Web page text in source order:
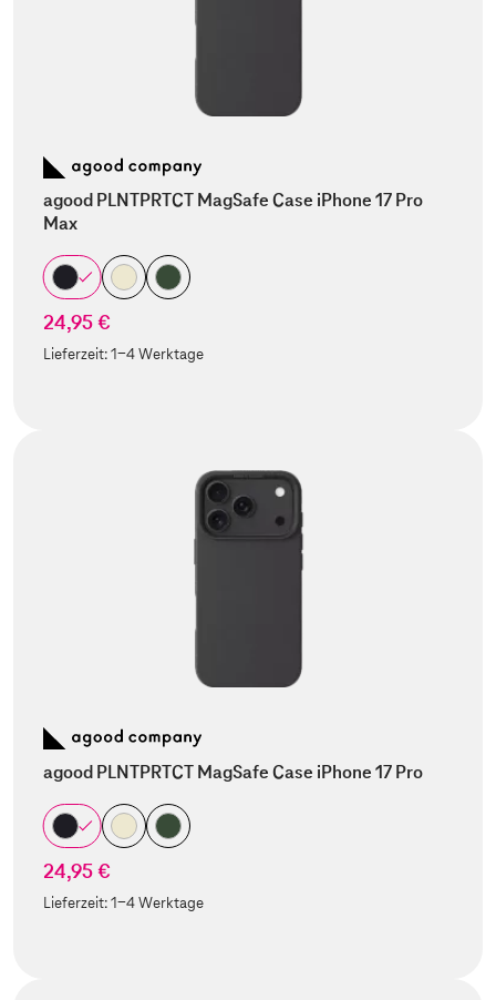
agood PLNTPRTCT MagSafe Case iPhone 17 Pro
Max
24,95 €
Lieferzeit:1-4 Werktage
agood PLNTPRTCT MagSafe Case iPhone 17 Pro
24,95 €
Lieferzeit:1-4 Werktage